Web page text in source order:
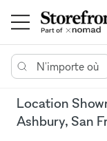
N'importe où
Location
Ashbury, San